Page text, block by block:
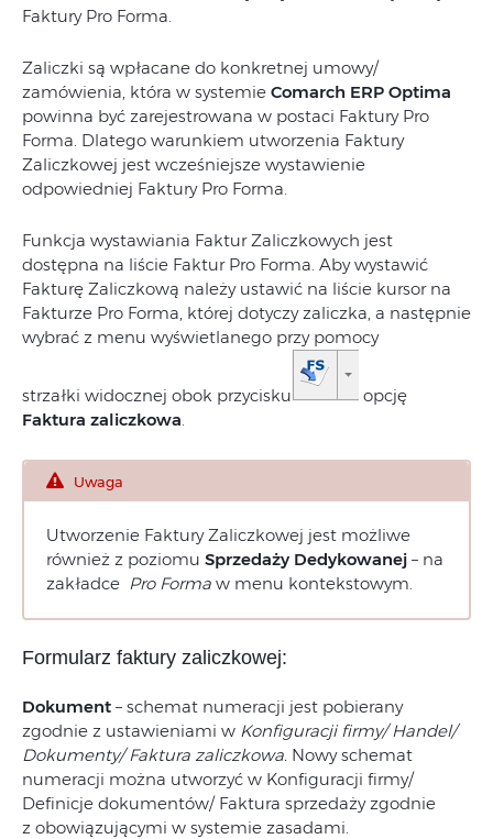
Faktury Pro Forma.
Zaliczki są wpłacane do konkretnej umowy/
zamówienia, która w systemie Comarch ERP Optima
powinna być zarejestrowana w postaci Faktury Pro
Forma. Dlatego warunkiem utworzenia Faktury
Zaliczkowej jest wcześniejsze wystawienie
odpowiedniej Faktury Pro Forma.
Funkcja wystawiania Faktur Zaliczkowych jest
dostępna na liście Faktur Pro Forma. Aby wystawić
Fakturę Zaliczkową należy ustawić na liście kursor na
Fakturze Pro Forma, której dotyczy zaliczka, a następnie
wybrać z menu wyświetlanego przy pomocy
strzałki widocznej obok przycisku
opcję
Faktura zaliczkowa
Uwaga
Utworzenie Faktury Zaliczkowej jest możliwe
również z poziomu Sprzedaży Dedykowanej – na
zakładce Pro Forma w menu kontekstowym.
Formularz faktury zaliczkowej:
Dokument – schemat numeracji jest pobierany
zgodnie z ustawieniami w Konfiguracji firmy/ Handel/
Dokumenty/ Faktura zaliczkowa. Nowy schemat
numeracji można utworzyć w Konfiguracji firmy/
Definicje dokumentów/ Faktura sprzedaży zgodnie
z obowiązującymi w systemie zasadami.